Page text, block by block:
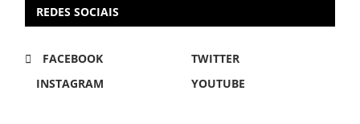
REDES SOCIAIS
FACEBOOK
TWITTER
INSTAGRAM
YOUTUBE